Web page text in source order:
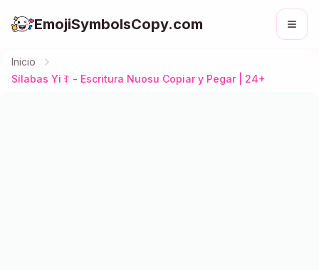
EmojiSymbolsCopy.com
Inicio
Sílabas Yi ꆈ - Escritura Nuosu Copiar y Pegar | 24+